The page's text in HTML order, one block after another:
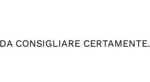
CONSIGLIARE CERTAMENTE.